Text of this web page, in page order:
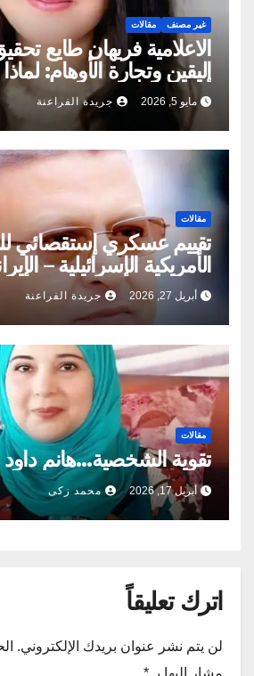
غير مصنف مقالات
الاعلامية فريهان طايع
اليقين وتجارة الأوهام:
أبواب المشعوذين
مايو 5, 2026 جريدة الفراعنة
مقالات
الأمريكية الإسرائيلية –
أبريل 27, 2026 جريدة الفراعنة
مقالات
تقوية الشخصية…هانم داود
أبريل 17, 2026 محمد زكى
اترك تعليقاً
لن يتم نشر عنوان بريدك الإلكتروني.
مشار إليها بـ *